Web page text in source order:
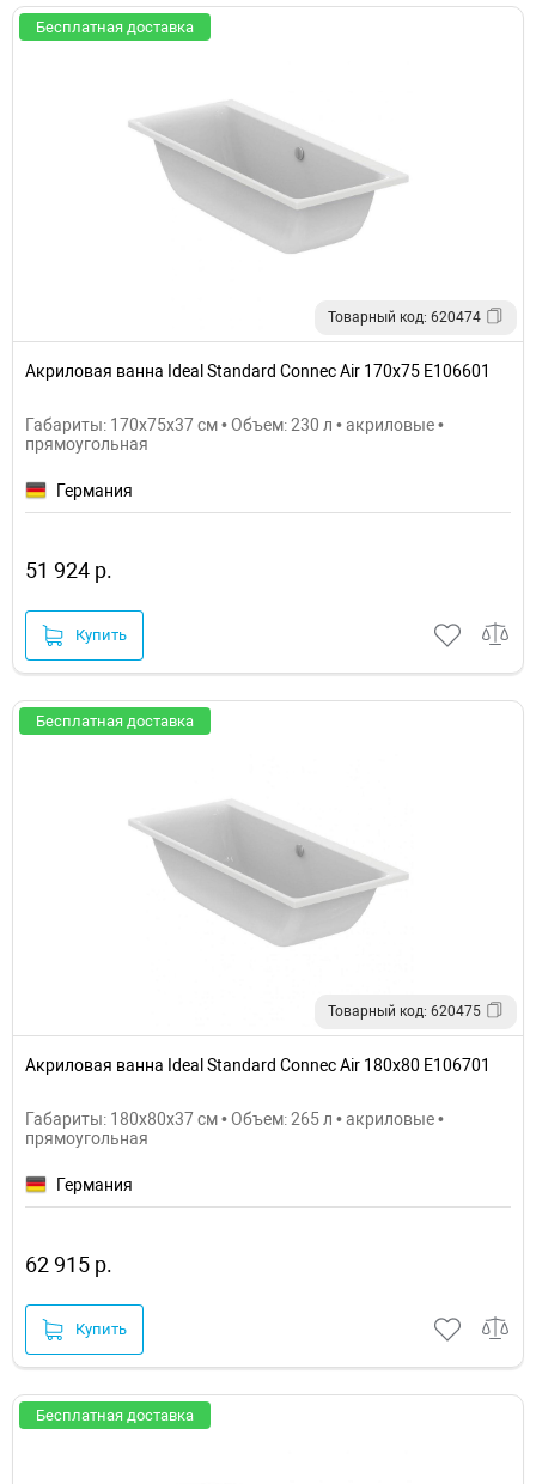
Бесплатная доставка
Товарный код: 620474
Акриловая ванна Ideal Standard Connec Air 170х75 E106601
Габариты: 170x75x37 см • Объем: 230 л • акриловые •
прямоугольная
Германия
51 924 р.
Купить
Бесплатная доставка
Товарный код: 620475
Акриловая ванна Ideal Standard Connec Air 180х80 E106701
Габариты: 180x80x37 см • Объем: 265 л • акриловые •
прямоугольная
Германия
62 915 р.
Купить
Бесплатная доставка